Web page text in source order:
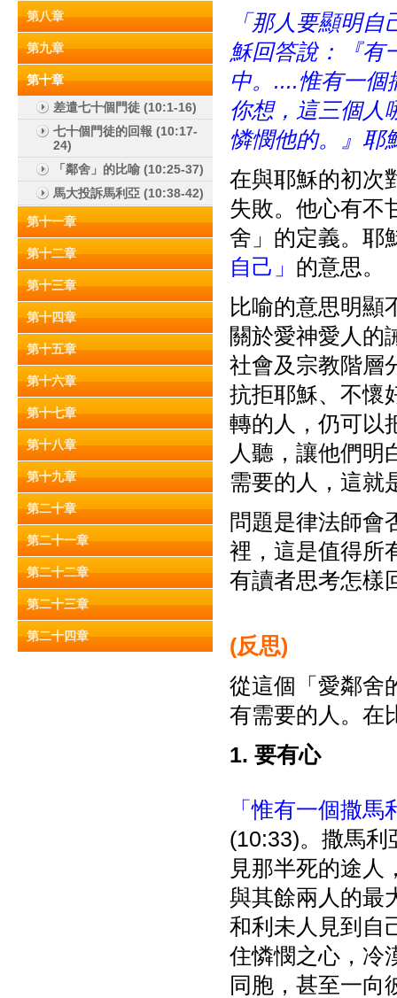
第八章
第九章
第十章
差遣七十個門徒 (10:1-16)
七十個門徒的回報 (10:17-
24)
「鄰舍」的比喻 (10:25-37)
馬大投訴馬利亞 (10:38-42)
第十一章
第十二章
第十三章
第十四章
第十五章
第十六章
第十七章
第十八章
第十九章
第二十章
第二十一章
第二十二章
第二十三章
第二十四章
「那人要顯明
穌回答說：『有
中。....惟有一個
你想，這三個人
憐憫他的。』耶
在與耶穌的初次
失敗。他心有不
舍」的定義。耶
自己」 的意思。
比喻的意思明顯
關於愛神愛人的
社會及宗教階層
抗拒耶穌、不懷
轉的人，仍可以
人聽，讓他們明
需要的人，這就
問題是律法師會
裡，這是值得所
有讀者思考怎樣
(反思)
從這個「愛鄰舍
有需要的人。在
1. 要有心
「惟有一個撒
(10:33)。撒馬利
見那半死的途人
與其餘兩人的最
和利未人見到自
住憐憫之心，冷
同胞，甚至一向